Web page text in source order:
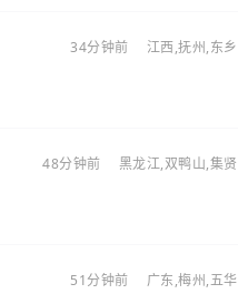
34分钟前 江西,抚州,东乡
48分钟前 黑龙江,双鸭山,集贤
51分钟前 广东,梅州,五华